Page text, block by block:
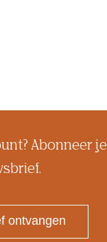
Abonneer
ontvangen